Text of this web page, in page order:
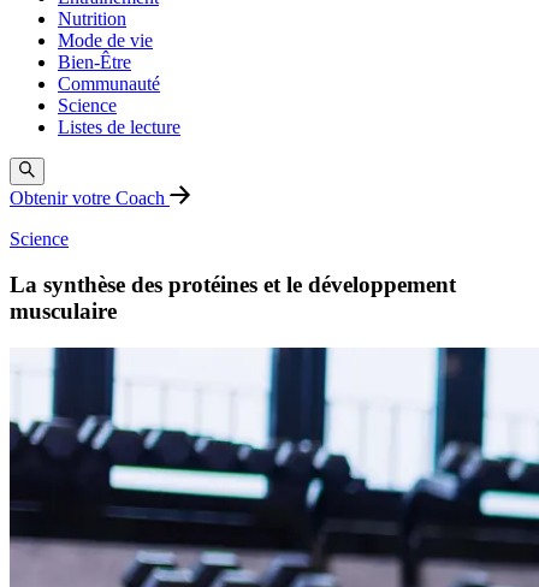
Nutrition
Mode de vie
Bien-Être
Communauté
Science
Listes de lecture
Obtenir votre Coach
Science
La synthèse des protéines et le développement
musculaire